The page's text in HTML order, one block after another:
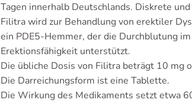
Tagen innerhalb Deutschlands. Diskrete
Filitra wird zur Behandlung von erektiler
ein PDE5-Hemmer, der die Durchblutung
Erektionsfähigkeit unterstützt.
Die übliche Dosis von Filitra beträgt 10 mg
Die Darreichungsform ist eine Tablette.
Die Wirkung des Medikaments setzt etwa